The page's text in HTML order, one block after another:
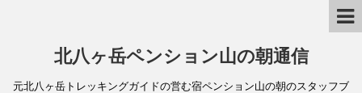
北八ヶ岳ペンション山の朝通信
元北八ヶ岳トレッキングガイドの営む宿ペンション山の朝のスタッフブ